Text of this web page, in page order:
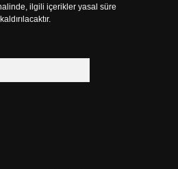
ilgili içerikler yasal süre